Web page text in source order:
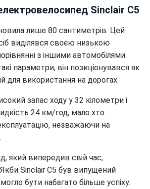
Sinclair C5
лише 80 сантиметрів. Цей
виділявся своєю низькою
з іншими автомобілями.
параметри, він позиціонувався як
для використання на дорогах.
запас ходу у 32 кілометри і
24 км/год, мало хто
незважаючи на
який випередив свій час,
Sinclair C5 був випущений
бути набагато більше успіху.